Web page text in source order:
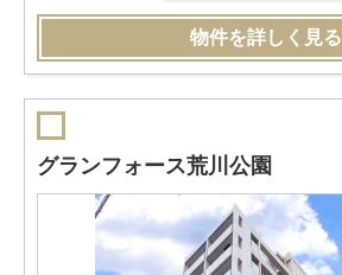
物件を詳しく見る
グランフォース荒川公園